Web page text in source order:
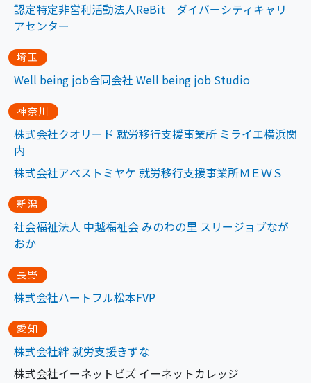
認定特定非営利活動法人ReBit ダイバーシティキャリ
アセンター
埼玉
Well being job合同会社 Well being job Studio
神奈川
株式会社クオリード 就労移行支援事業所 ミライエ横浜関
内
株式会社アベストミヤケ 就労移行支援事業所ＭＥＷＳ
新潟
社会福祉法人 中越福祉会 みのわの里 スリージョブなが
おか
長野
株式会社ハートフル松本FVP
愛知
株式会社絆 就労支援きずな
株式会社イーネットビズ イーネットカレッジ